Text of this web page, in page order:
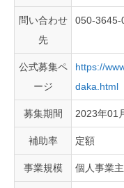
問い合わせ
先
050-3645-
公式募集ペ
ージ
https://
daka.html
募集期間 2023年01
補助率 定額
事業規模 個人事業